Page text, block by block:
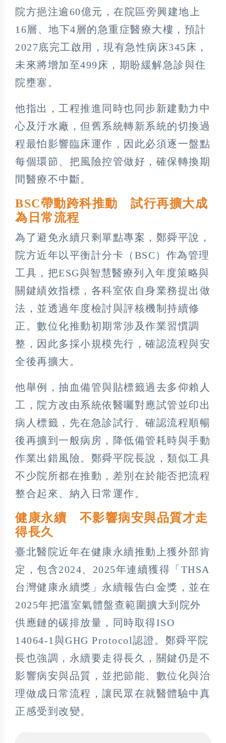
院方挹注逾60億元，在院區旁興建地上
16層、地下4層的急重症醫療大樓，預計
2027底完工啟用，現有急性病床345床，
未來將增加至499床，期盼緩解急診與住
院壅塞。
他指出，工程推進同時也同步新建動力中
心及汙水廠，但舊系統轉新系統的切換過
程最怕影響臨床運作，因此必須逐一盤點
每個環節、把風險控管做好，確保轉換期
間醫療不中斷。
BSC帶動跨科推動 試行再擴大成
為日常流程
為了避免永續只剩單點專案，鄭舜平說，
院方近年以平衡計分卡（BSC）作為管理
工具，把ESG與智慧醫療列入年度策略與
關鍵績效指標，各科室依自身業務提出做
法，並透過年度檢討與評核機制持續修
正。數位化推動初期常涉及作業習慣調
整，因此多採小規模先行，確認流程與安
全後再擴大。
他舉例，抽血備管與貼標籤過去多仰賴人
工，院方改由系統依醫囑對應試管並印出
病人標籤，先在急診試行、確認流程順暢
後再擴到一般病房，降低備管耗時與手動
作業出錯風險。鄭舜平院長說，類似工具
不少院所都在推動，差別在於能否把流程
整合起來、納入日常運作。
健康永續 不影響病安與品質才走
得長久
臺北醫院近年在健康永續推動上獲外部肯
定，包含2024、2025年連續獲得「THSA
台灣健康永續獎」永續報告白金獎，並在
2025年把溫室氣體盤查範圍擴大到院外
供應鏈的碳排放量，同時取得ISO
14064-1與GHG Protocol認證。鄭舜平院
長也強調，永續要走得長久，關鍵仍是不
影響病安與品質，並把節能、數位化與治
理做成日常流程，讓民眾在就醫體驗中真
正感受到改變。